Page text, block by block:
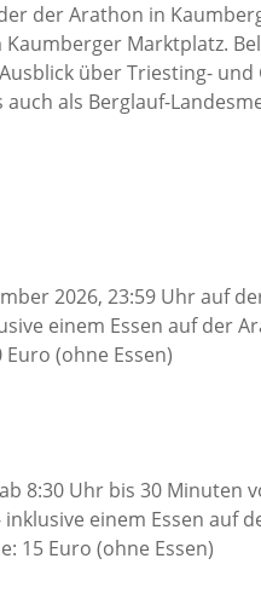
der Arathon in
Kaumberger Marktplatz.
über Triesting-
als Berglauf-
2026, 23:59 Uhr auf
einem Essen auf der
(ohne Essen)
8:30 Uhr bis 30
einem Essen auf
15 Euro (ohne Essen)